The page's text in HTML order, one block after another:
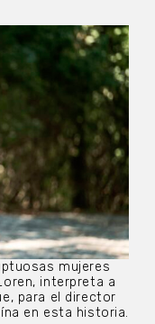
mujeres
interpreta a
para el director
en esta historia.